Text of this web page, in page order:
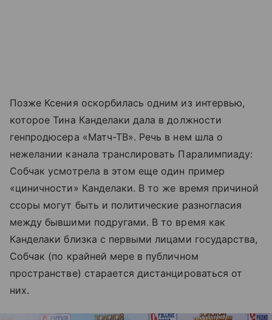
Позже Ксения оскорбилась одним из интервью,
которое Тина Канделаки дала в должности
генпродюсера «Матч-ТВ». Речь в нем шла о
нежелании канала транслировать Паралимпиаду:
Собчак усмотрела в этом еще один пример
«циничности» Канделаки. В то же время причиной
ссоры могут быть и политические разногласия
между бывшими подругами. В то время как
Канделаки близка с первыми лицами государства,
Собчак (по крайней мере в публичном
пространстве) старается дистанцироваться от
них.